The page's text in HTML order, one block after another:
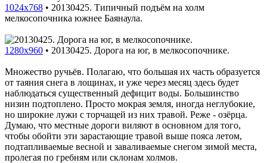
1024x768 • 20130425. Типичный подъём на холм
мелкосопочника южнее Баянаула.
1280x960 • 20130425. Дорога на юг, в мелкосопочнике.
Множество ручьёв. Полагаю, что большая их часть образуется
от таяния снега в лощинах, и уже через месяц здесь будет
наблюдаться существенный дефицит воды. Большинство
низин подтоплено. Просто мокрая земля, иногда неглубокие,
но широкие лужи с торчащей из них травой. Реже - озёрца.
Думаю, что местные дороги виляют в основном для того,
чтобы обойти эти зарастающие травой выше пояса летом,
подтапливаемые весной и заваливаемые снегом зимой места,
пролегая по гребням или склонам холмов.